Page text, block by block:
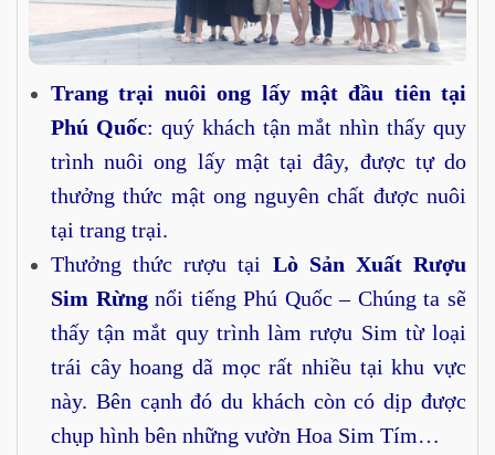
Trang trại nuôi ong lấy mật đầu tiên tại
Phú Quốc: quý khách tận mắt nhìn thấy quy
trình nuôi ong lấy mật tại đây, được tự do
thưởng thức mật ong nguyên chất được nuôi
tại trang trại.
Thưởng thức rượu tại Lò Sản Xuất Rượu
Sim Rừngnổi tiếng Phú Quốc – Chúng ta sẽ
thấy tận mắt quy trình làm rượu Sim từ loại
trái cây hoang dã mọc rất nhiều tại khu vực
này. Bên cạnh đó du khách còn có dịp được
chụp hình bên những vườn Hoa Sim Tím…